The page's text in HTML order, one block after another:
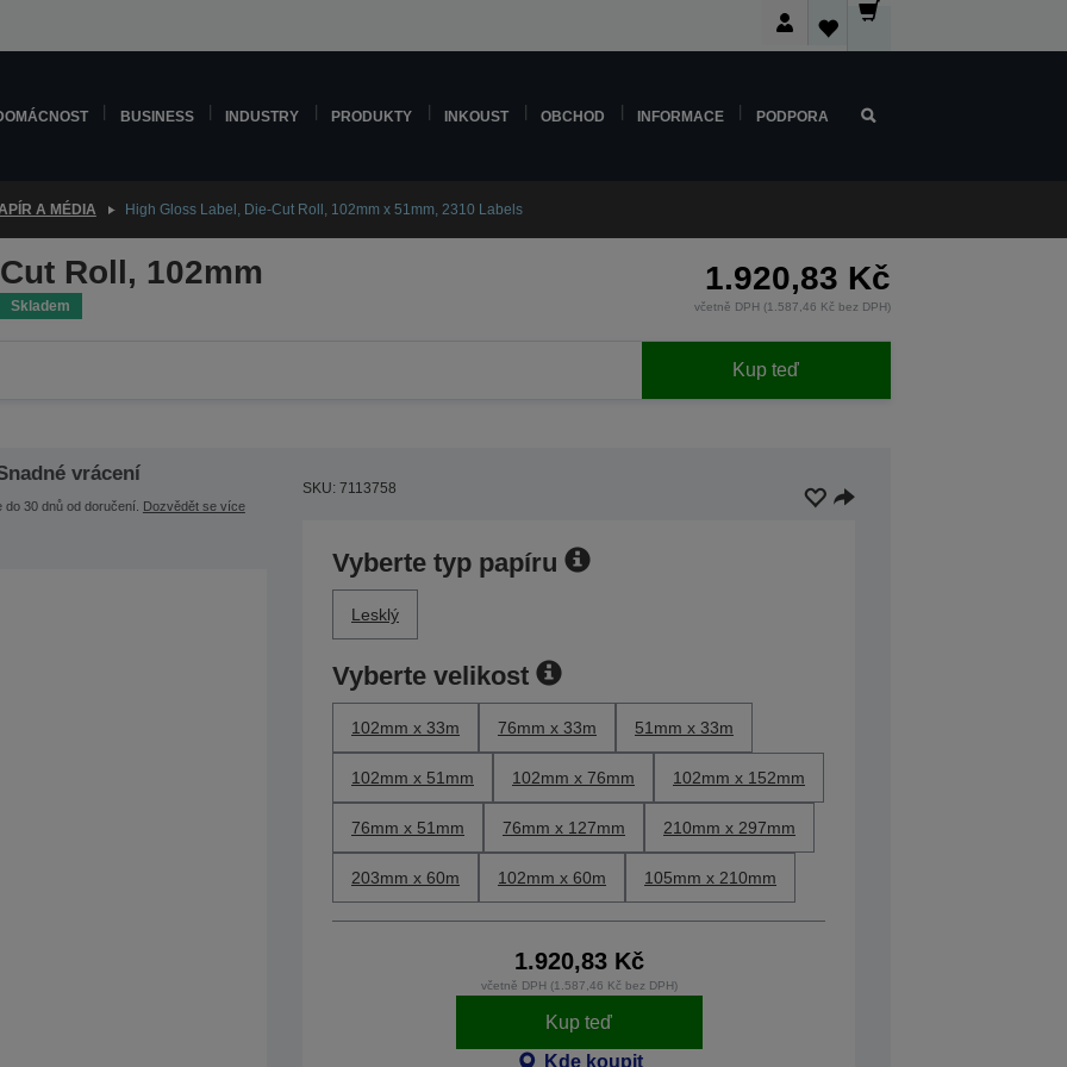
BUSINESS INDUSTRY PRODUKTY INKOUST OBCHOD INFORMACE PODPORA
A MÉDIA High Gloss Label, Die-Cut Roll, 102mm x 51mm, 2310 Labels
Roll, 102mm
Skladem
1.920,83 Kč
včetně DPH (1.587,46 Kč bez DPH)
Kup teď
vrácení
do 30 dnů od doručení. Dozvědět se více
SKU: 7113758
Vyberte typ papíru
Lesklý
Vyberte velikost
102mm x 33m 76mm x 33m 51mm x 33m
102mm x 51mm 102mm x 76mm 102mm x 152mm
76mm x 51mm 76mm x 127mm 210mm x 297mm
203mm x 60m 102mm x 60m 105mm x 210mm
1.920,83 Kč
včetně DPH (1.587,46 Kč bez DPH)
Kup teď
Kde koupit